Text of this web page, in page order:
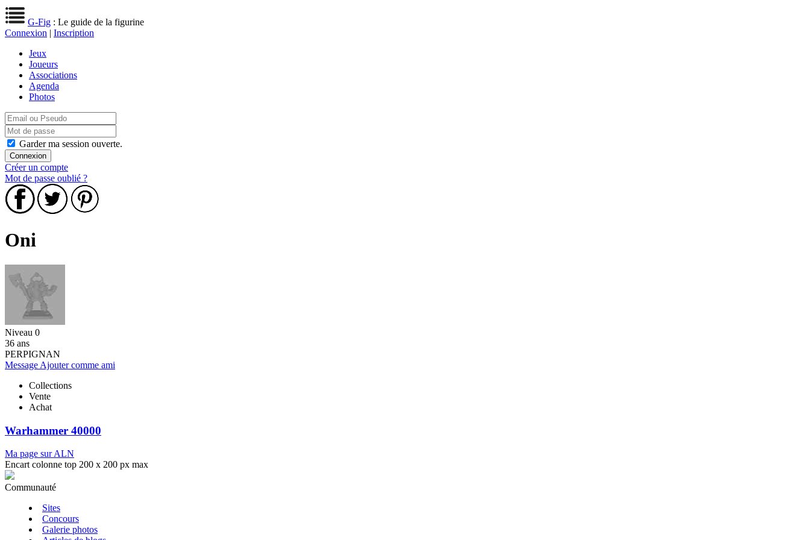
G-Fig : Le guide de la figurine
Connexion | Inscription
Jeux
Joueurs
Associations
Agenda
Photos
Garder ma session ouverte.
Créer un compte
Mot de passe oublié ?
Oni
Niveau 0
36 ans
PERPIGNAN
Message Ajouter comme ami
Collections
Vente
Achat
Warhammer 40000
Ma page sur ALN
Encart colonne top 200 x 200 px max
Communauté
Sites
Concours
Galerie photos